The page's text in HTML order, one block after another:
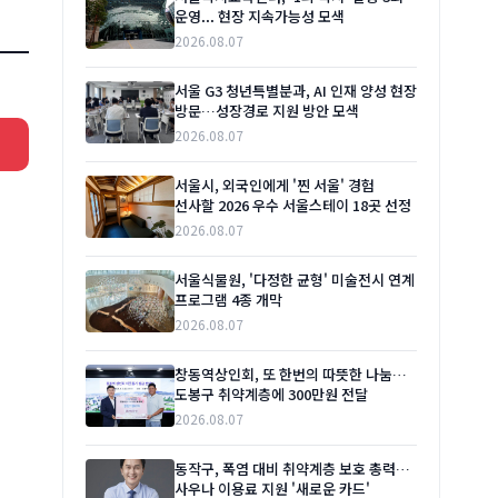
운영... 현장 지속가능성 모색
2026.08.07
서울 G3 청년특별분과, AI 인재 양성 현장
방문…성장경로 지원 방안 모색
2026.08.07
서울시, 외국인에게 '찐 서울' 경험
선사할 2026 우수 서울스테이 18곳 선정
2026.08.07
서울식물원, '다정한 균형' 미술전시 연계
프로그램 4종 개막
2026.08.07
창동역상인회, 또 한번의 따뜻한 나눔…
도봉구 취약계층에 300만원 전달
2026.08.07
동작구, 폭염 대비 취약계층 보호 총력…
사우나 이용료 지원 '새로운 카드'